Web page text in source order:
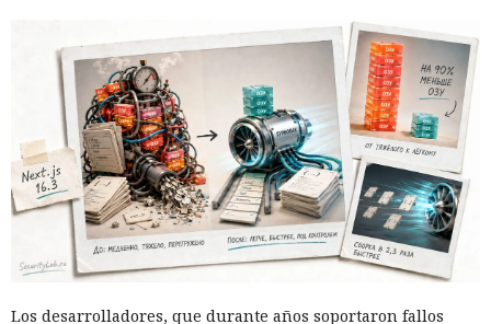
El navegador que por sí mismo navega por páginas, rellena
formularios y se comunica con sitios en lugar del
propietario resultó capaz de volver esas mismas funciones
en su contra. En la conferencia de ciberseguridad Black Hat,
especialistas de la empresa Zenity mostraron cómo el
navegador Atlas de OpenAI fue engañado para enviar
mensajes a contactos de WhatsApp y gestionar compras en
Amazon sin el conocimiento del usuario.
En el origen del ataque había una página falsa de
Los desarrolladores, que durante años soportaron fallos